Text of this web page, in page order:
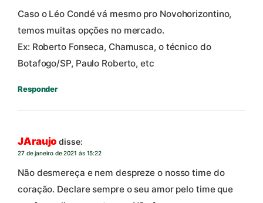
Caso o Léo Condé vá mesmo pro Novohorizontino,
temos muitas opções no mercado.
Ex: Roberto Fonseca, Chamusca, o técnico do
Botafogo/SP, Paulo Roberto, etc
Responder
JAraujo disse:
27 de janeiro de 2021 às 15:22
Não desmereça e nem despreze o nosso time do
coração. Declare sempre o seu amor pelo time que